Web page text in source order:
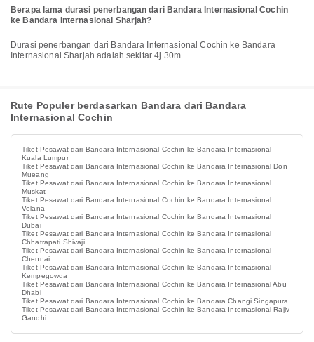
Berapa lama durasi penerbangan dari Bandara Internasional Cochin
ke Bandara Internasional Sharjah?
Durasi penerbangan dari Bandara Internasional Cochin ke Bandara
Internasional Sharjah adalah sekitar 4j 30m.
Rute Populer berdasarkan Bandara dari Bandara
Internasional Cochin
Tiket Pesawat dari Bandara Internasional Cochin ke Bandara Internasional
Kuala Lumpur
Tiket Pesawat dari Bandara Internasional Cochin ke Bandara Internasional Don
Mueang
Tiket Pesawat dari Bandara Internasional Cochin ke Bandara Internasional
Muskat
Tiket Pesawat dari Bandara Internasional Cochin ke Bandara Internasional
Velana
Tiket Pesawat dari Bandara Internasional Cochin ke Bandara Internasional
Dubai
Tiket Pesawat dari Bandara Internasional Cochin ke Bandara Internasional
Chhatrapati Shivaji
Tiket Pesawat dari Bandara Internasional Cochin ke Bandara Internasional
Chennai
Tiket Pesawat dari Bandara Internasional Cochin ke Bandara Internasional
Kempegowda
Tiket Pesawat dari Bandara Internasional Cochin ke Bandara Internasional Abu
Dhabi
Tiket Pesawat dari Bandara Internasional Cochin ke Bandara Changi Singapura
Tiket Pesawat dari Bandara Internasional Cochin ke Bandara Internasional Rajiv
Gandhi